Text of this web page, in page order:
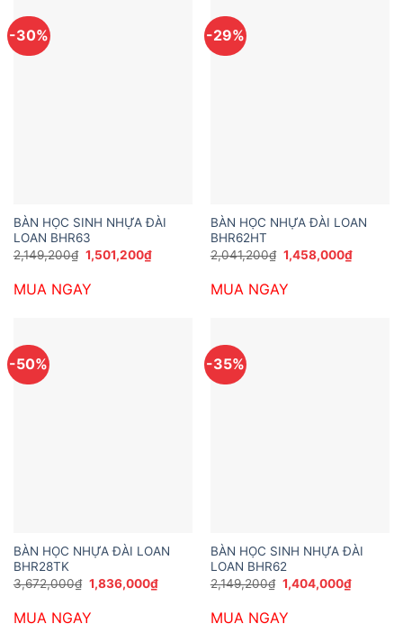
-30%
BÀN HỌC SINH NHỰA ĐÀI
LOAN BHR63
2,149,200₫ Giá
gốc
2,149,200₫.
1,501,200₫Giá
hiện
MUA NGAY
-29%
BÀN HỌC NHỰA ĐÀI LOAN
BHR62HT
2,041,200₫ Giá
gốc
2,041,200₫.
1,458,000₫Giá
hiện
MUA NGAY
-50%
BÀN HỌC NHỰA ĐÀI LOAN
BHR28TK
3,672,000₫ Giá
gốc
3,672,000₫.
1,836,000₫Giá
hiện
MUA NGAY
-35%
BÀN HỌC SINH NHỰA ĐÀI
LOAN BHR62
2,149,200₫ Giá
gốc
2,149,200₫.
1,404,000₫Giá
hiện
MUA NGAY